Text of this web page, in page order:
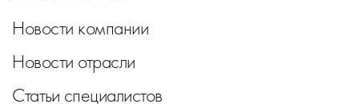
Новости компании
Новости отрасли
Статьи специалистов